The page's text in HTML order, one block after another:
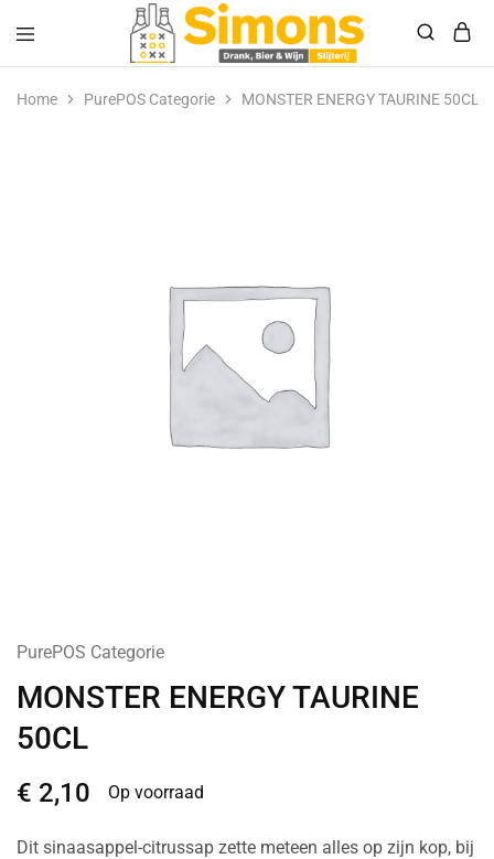
Simonsdrank.nl
Drank,
&
Home PurePOS Categorie MONSTER ENERGY TAURINE 50CL
PurePOS Categorie
MONSTER ENERGY TAURINE
50CL
€ 2,10 Op voorraad
Dit sinaasappel-citrussap zette meteen alles op zijn kop, bij